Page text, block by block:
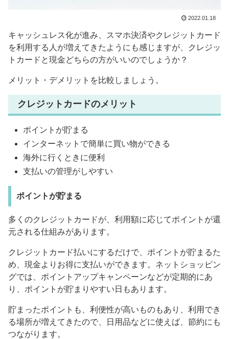
2022.01.18
キャッシュレス化が進み、スマホ決済やクレジットカード
を利用する人が増えてきたようにも感じますが、クレジッ
トカードと現金どちらの方がいいのでしょうか？
メリット・デメリットを比較しましょう。
クレジットカードのメリット
ポイントが貯まる
インターネットで簡単に買い物ができる
海外に行くときに便利
支払いの管理がしやすい
ポイントが貯まる
多くのクレジットカードが、利用額に応じてポイントが還
元される仕組みがあります。
クレジットカード払いにするだけで、ポイントが貯まるた
め、現金よりお得に支払いができます。ネットショッピン
グでは、ポイントアップキャンペーンなどが定期的にあ
り、ポイントが貯まりやすい日もあります。
貯まったポイントも、利便性が高いものもあり、利用でき
る場所が増えてきたので、日用品などに使えば、節約にも
つながります。